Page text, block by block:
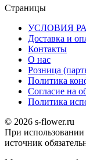
Страницы
УСЛОВИЯ
Доставка и
Контакты
О наc
Розница
Политика
Согласие на
Политика
© 2026 s-flower.ru
При использовании
источник